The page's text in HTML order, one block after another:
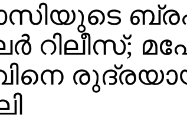
റിലീസ്;